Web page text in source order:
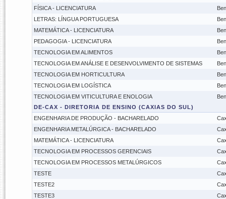
FÍSICA - LICENCIATURA
LETRAS: LÍNGUA PORTUGUESA
MATEMÁTICA - LICENCIATURA
PEDAGOGIA - LICENCIATURA
TECNOLOGIA EM ALIMENTOS
TECNOLOGIA EM ANÁLISE E DESENVOLVIMENTO DE SISTEMAS
TECNOLOGIA EM HORTICULTURA
TECNOLOGIA EM LOGÍSTICA
TECNOLOGIA EM VITICULTURA E ENOLOGIA
DE-CAX - DIRETORIA DE ENSINO (CAXIAS DO SUL)
ENGENHARIA DE PRODUÇÃO - BACHARELADO
ENGENHARIA METALÚRGICA - BACHARELADO
MATEMÁTICA - LICENCIATURA
TECNOLOGIA EM PROCESSOS GERENCIAIS
TECNOLOGIA EM PROCESSOS METALÚRGICOS
TESTE
TESTE2
TESTE3